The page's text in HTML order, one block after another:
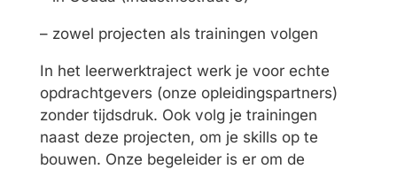
– zowel projecten als trainingen volgen
In het leerwerktraject werk je voor echte
opdrachtgevers (onze opleidingspartners)
zonder tijdsdruk. Ook volg je trainingen
naast deze projecten, om je skills op te
bouwen. Onze begeleider is er om de